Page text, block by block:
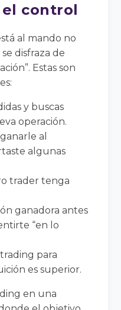
control
al mando no
disfraza de
Estas son
y buscas
operación.
al
algunas
trader tenga
ganadora antes
“en lo
para
es superior.
en una